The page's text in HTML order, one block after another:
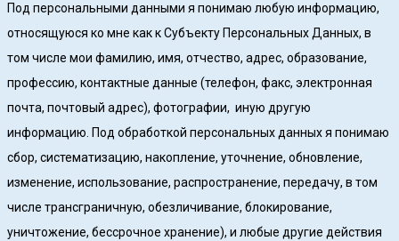
Под персональными данными я понимаю любую информацию,
относящуюся ко мне как к Субъекту Персональных Данных, в
том числе мои фамилию, имя, отчество, адрес, образование,
профессию, контактные данные (телефон, факс, электронная
почта, почтовый адрес), фотографии, иную другую
информацию. Под обработкой персональных данных я понимаю
сбор, систематизацию, накопление, уточнение, обновление,
изменение, использование, распространение, передачу, в том
числе трансграничную, обезличивание, блокирование,
уничтожение, бессрочное хранение), и любые другие действия